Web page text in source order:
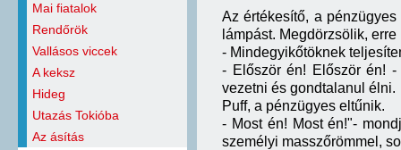
Mai fiatalok
Rendőrök
Vallásos viccek
A keksz
Hideg
Utazás Tokióba
Az ásítás
Az értékesítő, a
lámpást. Megdörzsölik,
- Mindegyikőtöknek
- Először én! Először én!
vezetni és gondtalanul élni.
Puff, a pénzügyes eltűnik.
- Most én! Most én!"-
személyi masszőrömmel,